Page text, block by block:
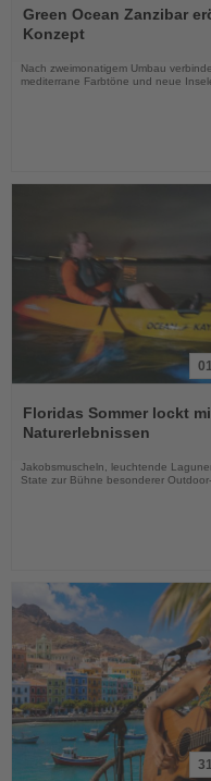
Sie
die
Nachrichten
Green Ocean Zanzibar
Konzept
Nach zweimonatigem Umbau
mediterrane Farbtöne und neue
Sie
die
Floridas Sommer lockt
Naturerlebnissen
Jakobsmuscheln, leuchtende
State zur Bühne besonderer